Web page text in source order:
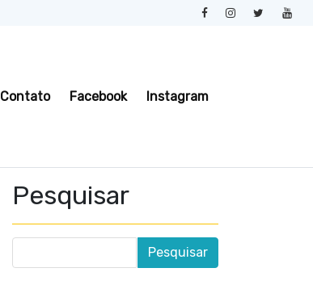
Contato Facebook Instagram
Pesquisar